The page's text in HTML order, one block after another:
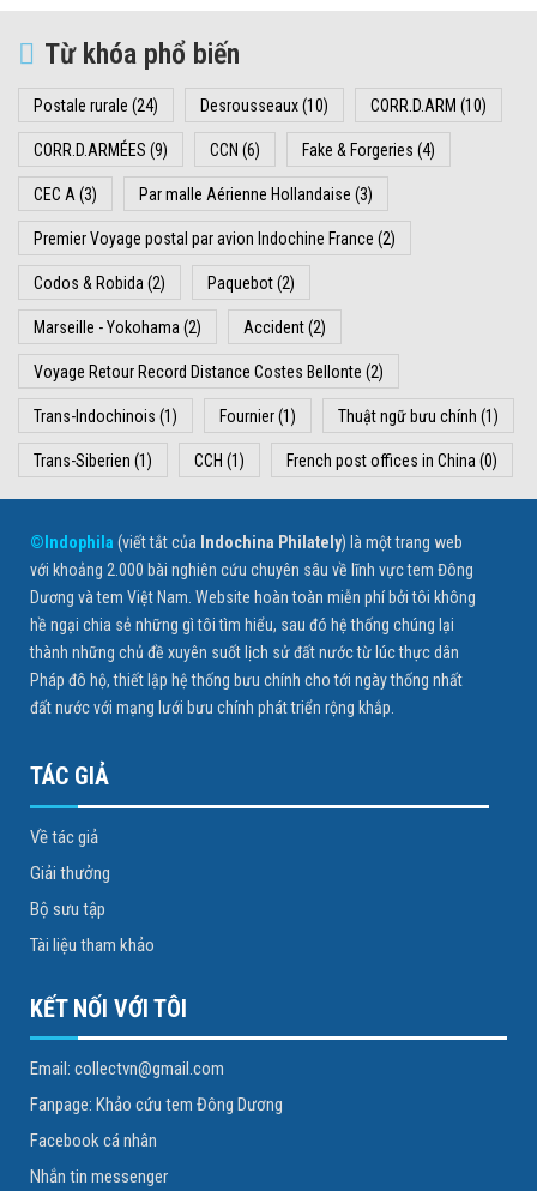
Từ khóa phổ biến
Postale rurale (24) Desrousseaux(10) CORR.D.ARM (10)
CORR.D.ARMÉES (9) CCN (6) Fake & Forgeries (4)
CEC A (3) Par malle Aérienne Hollandaise (3)
Premier Voyage postal par avion Indochine France (2)
Codos & Robida (2) Paquebot(2)
Marseille - Yokohama (2) Accident(2)
Voyage Retour Record Distance Costes Bellonte (2)
Trans-Indochinois (1) Fournier(1) Thuật ngữ bưu chính (1)
Trans-Siberien (1) CCH (1) French post offices in China (0)
©Indophila (viết tắt của Indochina Philately) là một trang web
với khoảng 2.000 bài nghiên cứu chuyên sâu về lĩnh vực tem Đông
Dương và tem Việt Nam. Website hoàn toàn miễn phí bởi tôi không
hề ngại chia sẻ những gì tôi tìm hiểu, sau đó hệ thống chúng lại
thành những chủ đề xuyên suốt lịch sử đất nước từ lúc thực dân
Pháp đô hộ, thiết lập hệ thống bưu chính cho tới ngày thống nhất
đất nước với mạng lưới bưu chính phát triển rộng khắp.
TÁC GIẢ
Về tác giả
Giải thưởng
Bộ sưu tập
Tài liệu tham khảo
KẾT NỐI VỚI TÔI
Email: collectvn@gmail.com
Fanpage: Khảo cứu tem Đông Dương
Facebook cá nhân
Nhắn tin messenger